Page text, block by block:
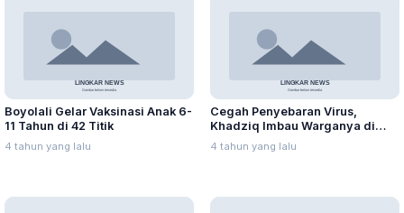
Boyolali Gelar Vaksinasi Anak 6-
11 Tahun di 42 Titik
4 tahun yang lalu
Cegah Penyebaran Virus,
Khadziq Imbau Warganya di
Perantauan Tidak Mudik
4 tahun yang lalu